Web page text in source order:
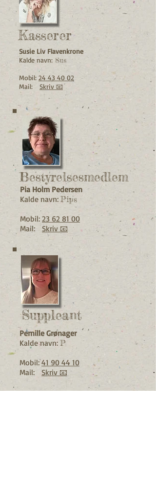
Kasserer
Susie Liv Flavenkrone
Kalde navn: Sus
Mobil: 24 43 40 02
Mail: Skriv 📧
Bestyrelsesmedlem
Pia Holm Pedersen
Kalde navn: Pips
Mobil: 23 62 81 00
Mail: Skriv 📧
Suppleant
Pernille Grønager
Kalde navn: P
Mobil:41 90 44 10
Mail: Skriv 📧